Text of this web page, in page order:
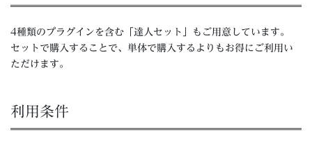
4種類のプラグインを含む「達人セット」もご用意しています。
セットで購入することで、単体で購入するよりもお得にご利用い
ただけます。
利用条件